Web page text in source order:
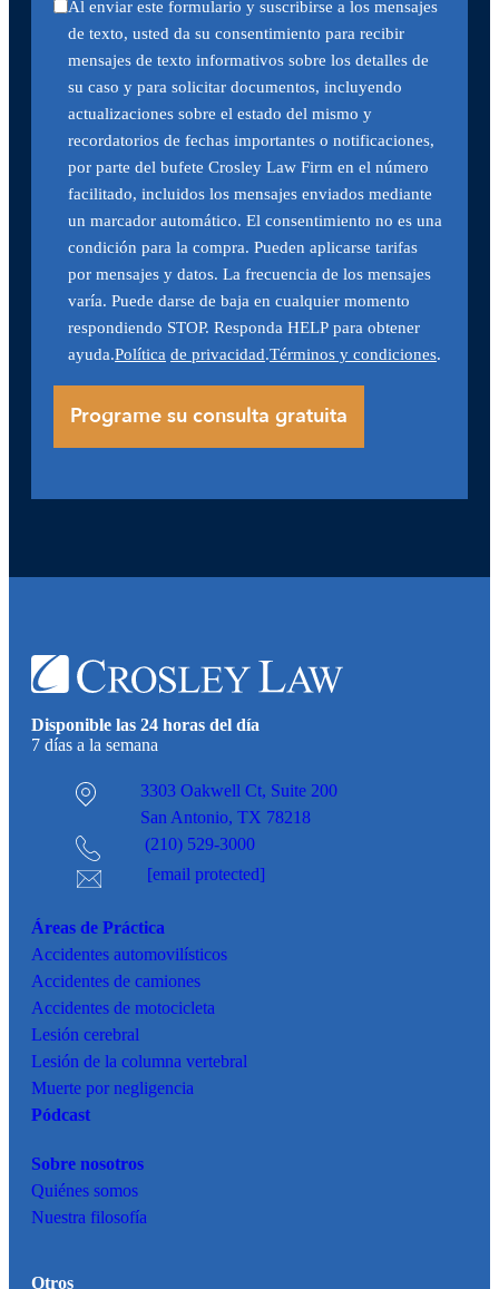
Al enviar este formulario y suscribirse a los mensajes
de texto, usted da su consentimiento para recibir
mensajes de texto informativos sobre los detalles de
su caso y para solicitar documentos, incluyendo
actualizaciones sobre el estado del mismo y
recordatorios de fechas importantes o notificaciones,
por parte del bufete Crosley Law Firm en el número
facilitado, incluidos los mensajes enviados mediante
un marcador automático. El consentimiento no es una
condición para la compra. Pueden aplicarse tarifas
por mensajes y datos. La frecuencia de los mensajes
varía. Puede darse de baja en cualquier momento
respondiendo STOP. Responda HELP para obtener
ayuda.Política de privacidad.Términos y condiciones.
Disponible las 24 horas del día
7 días a la semana
3303 Oakwell Ct, Suite 200
San Antonio, TX 78218
(210) 529-3000
[email protected]
Áreas de Práctica
Accidentes automovilísticos
Accidentes de camiones
Accidentes de motocicleta
Lesión cerebral
Lesión de la columna vertebral
Muerte por negligencia
Pódcast
Sobre nosotros
Quiénes somos
Nuestra filosofía
Otros